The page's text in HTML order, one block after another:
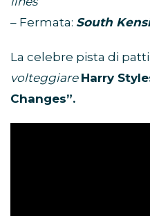
– Fermata: South
La celebre pista di
volteggiare Harry
Changes”.